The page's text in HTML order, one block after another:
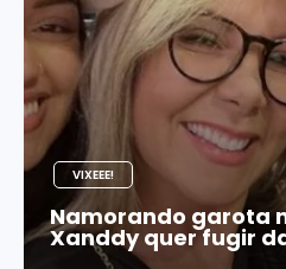
VIXEEE!
Namorando garota
Xanddy quer fugir